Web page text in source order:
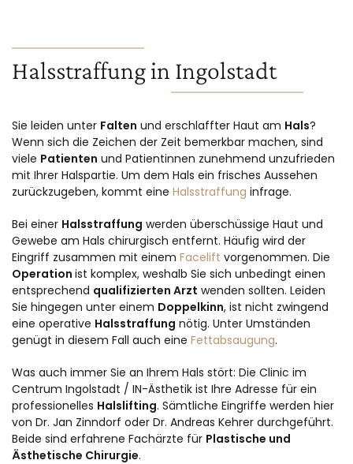
Halsstraffung in Ingolstadt
Sie leiden unter Falten und erschlaffter Haut am Hals?
Wenn sich die Zeichen der Zeit bemerkbar machen, sind
viele Patienten und Patientinnen zunehmend unzufrieden
mit Ihrer Halspartie. Um dem Hals ein frisches Aussehen
zurückzugeben, kommt eine Halsstraffung infrage.
Bei einer Halsstraffung werden überschüssige Haut und
Gewebe am Hals chirurgisch entfernt. Häufig wird der
Eingriff zusammen mit einem Facelift vorgenommen. Die
Operation ist komplex, weshalb Sie sich unbedingt einen
entsprechend qualifizierten Arzt wenden sollten. Leiden
Sie hingegen unter einem Doppelkinn, ist nicht zwingend
eine operative Halsstraffung nötig. Unter Umständen
genügt in diesem Fall auch eine Fettabsaugung.
Was auch immer Sie an Ihrem Hals stört: Die Clinic im
Centrum Ingolstadt / IN-Ästhetik ist Ihre Adresse für ein
professionelles Halslifting. Sämtliche Eingriffe werden hier
von Dr. Jan Zinndorf oder Dr. Andreas Kehrer durchgeführt.
Beide sind erfahrene Fachärzte für Plastische und
Ästhetische Chirurgie.